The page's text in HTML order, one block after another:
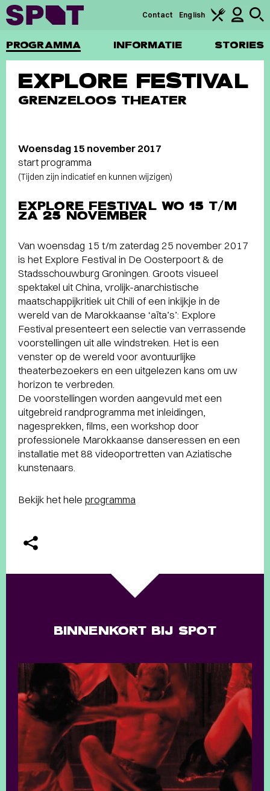
PROGRAMMA INFORMATIE STORIES
Contact English
EXPLORE FESTIVAL
GRENZELOOS THEATER
Woensdag 15 november 2017
start programma
(Tijden zijn indicatief en kunnen wijzigen)
EXPLORE FESTIVAL WO 15 T/M
ZA 25 NOVEMBER
Van woensdag 15 t/m zaterdag 25 november 2017
is het Explore Festival in De Oosterpoort & de
Stadsschouwburg Groningen. Groots visueel
spektakel uit China, vrolijk-anarchistische
maatschappijkritiek uit Chili of een inkijkje in de
wereld van de Marokkaanse ‘aïta’s’: Explore
Festival presenteert een selectie van verrassende
voorstellingen uit alle windstreken. Het is een
venster op de wereld voor avontuurlijke
theaterbezoekers en een uitgelezen kans om uw
horizon te verbreden.
De voorstellingen worden aangevuld met een
uitgebreid randprogramma met inleidingen,
nagesprekken, films, een workshop door
professionele Marokkaanse danseressen en een
installatie met 88 videoportretten van Aziatische
kunstenaars.
Bekijk het hele programma
BINNENKORT BIJ SPOT